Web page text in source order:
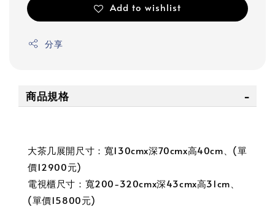
Add to wishlist
分享
商品規格
大茶几展開尺寸：寬130cmx深70cmx高40cm、(單
價12900元)
電視櫃尺寸：寬200-320cmx深43cmx高31cm、
(單價15800元)